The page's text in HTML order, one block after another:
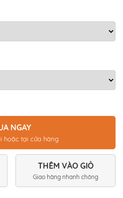
NGAY
hoặc tại cửa hàng
THÊM VÀO GIỎ
Giao hàng nhanh chóng